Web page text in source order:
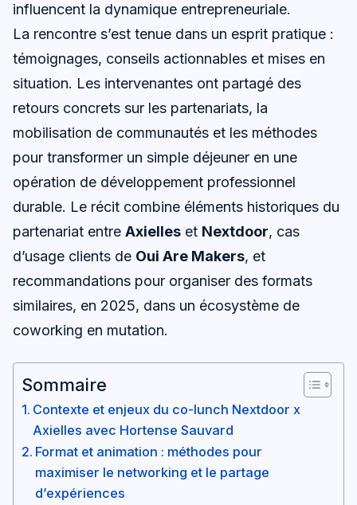
influencent la dynamique entrepreneuriale.
La rencontre s’est tenue dans un esprit pratique :
témoignages, conseils actionnables et mises en
situation. Les intervenantes ont partagé des
retours concrets sur les partenariats, la
mobilisation de communautés et les méthodes
pour transformer un simple déjeuner en une
opération de développement professionnel
durable. Le récit combine éléments historiques du
partenariat entre Axielles et Nextdoor, cas
d’usage clients de Oui Are Makers, et
recommandations pour organiser des formats
similaires, en 2025, dans un écosystème de
coworking en mutation.
Sommaire
Contexte et enjeux du co-lunch Nextdoor x
Axielles avec Hortense Sauvard
Format et animation : méthodes pour
maximiser le networking et le partage
d’expériences